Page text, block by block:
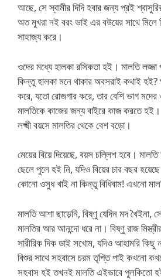
আছে, সে স্বামীর দিদি হবার জন্য প্রই
অত মুখরা নই বরং ভাই এর বউয়ের সাথে মিলে
সাহাজ্য করে।
ওদের মধ্যে হালকা রসিকতা হই। মালতি লজ্জা
কিন্তু হালকা মনে থাকার অবসরাই কথাই হই?
করে, যতো রোজগার করে, তার বেশি ভাগ
মালতিকে কাজের জন্য বাইরে কাজ করতে হই।
লক্ষ্মী বয়সে মালতির থেকে বেশ বড়ো।
মেয়ের বিয়ে দিয়েছে, বয়স চল্লিশ হবে।
ছেলে পুলে হই নি, যদিও বিয়ের চার বছর
কোনো ওসুধ খাই না কিন্তু বিধিবাম! এখনো
মালতি আশা ছাড়েনি, বিষ্ণু যেদিন মদ খৈইনা,
মালতির আর আনন্দো ধরে না। বিষ্ণু রাজ
সারীরিক দিক ডাই সখোম, যদিও আহামরি
বিশুর সাথে সহবাসে চরম তৃপ্তি পাই কখনো
সহবাস হই তখনই মালতি এইভাবে পুলকিতো